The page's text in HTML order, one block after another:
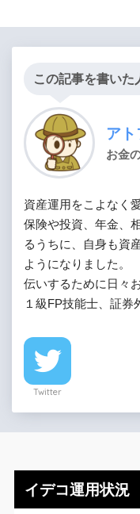
この記事を書いた
ア
お金
資産運用をこよなく
保険や投資、年金、
るうちに、自身も資
ようになりました。
伝いするために日々
１級FP技能士、証
Twitter
イデコ運用状況